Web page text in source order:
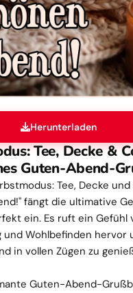
Herunterladen
Tee, Decke &
Guten-Abend-
Tee, Decke
fängt die ultimative
ein. Es ruft ein Gefühl
und Wohlbefinden hervor
in vollen Zügen zu
Guten-Abend-